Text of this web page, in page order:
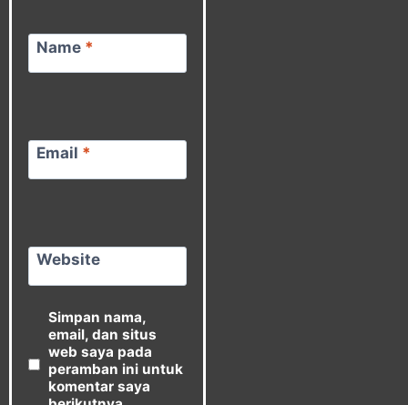
Name *
Email *
Website
Simpan nama,
email, dan situs
web saya pada
peramban ini untuk
komentar saya